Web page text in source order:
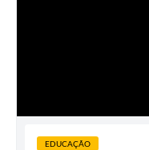
EDUCAÇÃO